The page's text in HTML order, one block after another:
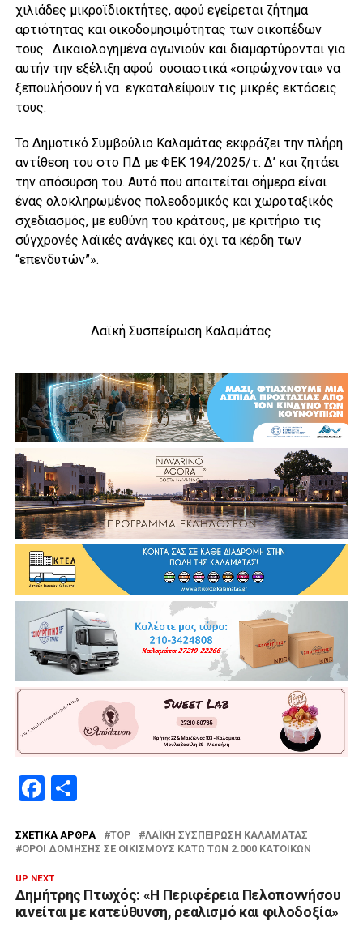
χιλιάδες μικροϊδιοκτήτες, αφού εγείρεται ζήτημα
αρτιότητας και οικοδομησιμότητας των οικοπέδων
τους. Δικαιολογημένα αγωνιούν και διαμαρτύρονται για
αυτήν την εξέλιξη αφού ουσιαστικά «σπρώχνονται» να
ξεπουλήσουν ή να εγκαταλείψουν τις μικρές εκτάσεις
τους.
Το Δημοτικό Συμβούλιο Καλαμάτας εκφράζει την πλήρη
αντίθεση του στο ΠΔ με ΦΕΚ 194/2025/τ. Δ’ και ζητάει
την απόσυρση του. Αυτό που απαιτείται σήμερα είναι
ένας ολοκληρωμένος πολεοδομικός και χωροταξικός
σχεδιασμός, με ευθύνη του κράτους, με κριτήριο τις
σύγχρονές λαϊκές ανάγκες και όχι τα κέρδη των
“επενδυτών”».
Λαϊκή Συσπείρωση Καλαμάτας
Facebook
Μοιραστείτε
ΣΧΕΤΙΚΆ ΆΡΘΡΑ TOP
ΛΑΪΚΗ ΣΥΣΠΕΊΡΩΣΗ ΚΑΛΑΜΆΤΑΣ
ΌΡΟΙ ΔΌΜΗΣΗΣ ΣΕ ΟΙΚΙΣΜΟΎΣ ΚΆΤΩ ΤΩΝ 2.000 ΚΑΤΟΊΚΩΝ
UP NEXT
Δημήτρης Πτωχός: «Η Περιφέρεια Πελοποννήσου
κινείται με κατεύθυνση, ρεαλισμό και φιλοδοξία»